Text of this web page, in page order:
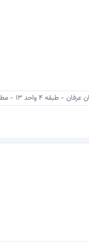
- مطب دکتر شریفی